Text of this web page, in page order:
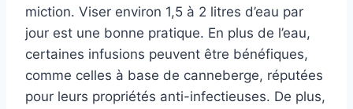
miction. Viser environ 1,5 à 2 litres d’eau par
jour est une bonne pratique. En plus de l’eau,
certaines infusions peuvent être bénéfiques,
comme celles à base de canneberge, réputées
pour leurs propriétés anti-infectieuses. De plus,